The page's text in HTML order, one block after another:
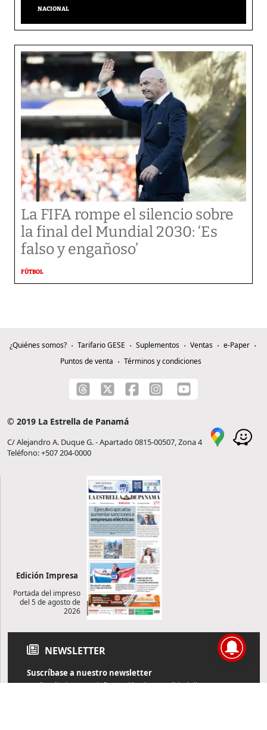
NACIONAL
La FIFA rompe el silencio sobre
la final del Mundial 2030: ‘Es
falso y engañoso’
FÚTBOL
¿Quiénes somos? Tarifario GESE Suplementos Ventas
e-Paper
Puntos de venta
Términos y condiciones
© 2019 La Estrella de Panamá
C/ Alejandro A. Duque G. - Apartado 0815-00507, Zona 4
Teléfono: +507 204-0000
Edición Impresa
Portada del impreso
del 5 de agosto de
2026
NEWSLETTER
Suscríbase a nuestro newsletter
Reciba diariamente información de actualidad directamente en